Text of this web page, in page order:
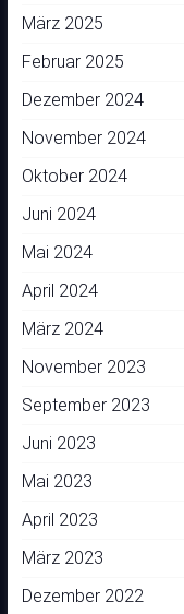
März 2025
Februar 2025
Dezember 2024
November 2024
Oktober 2024
Juni 2024
Mai 2024
April 2024
März 2024
November 2023
September 2023
Juni 2023
Mai 2023
April 2023
März 2023
Dezember 2022